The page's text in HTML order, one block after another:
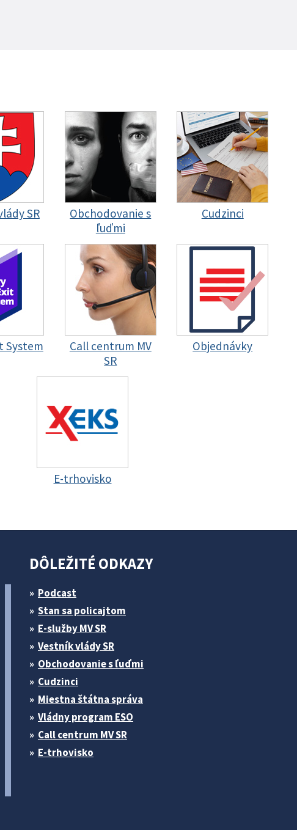
SR
Obchodovanie s
ľuďmi
Cudzinci
System
Call centrum MV
SR
Objednávky
E-trhovisko
DÔLEŽITÉ ODKAZY
Podcast
Stan sa policajtom
E-služby MV SR
Vestník vlády SR
Obchodovanie s ľuďmi
Cudzinci
Miestna štátna správa
Vládny program ESO
Call centrum MV SR
E-trhovisko